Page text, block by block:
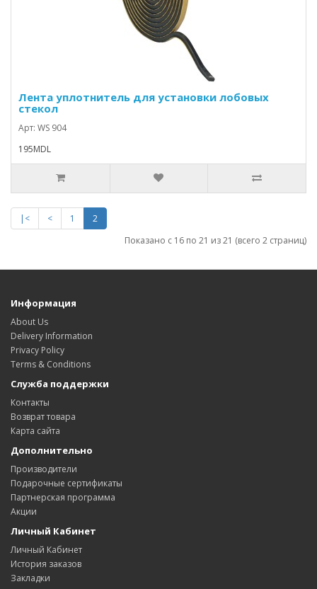
Лента уплотнитель для установки лобовых
стекол
Арт: WS 904
195MDL
|< < 1
2
Показано с 16 по 21 из 21 (всего 2 страниц)
Информация
About Us
Delivery Information
Privacy Policy
Terms & Conditions
Служба поддержки
Контакты
Возврат товара
Карта сайта
Дополнительно
Производители
Подарочные сертификаты
Партнерская программа
Акции
Личный Кабинет
Личный Кабинет
История заказов
Закладки